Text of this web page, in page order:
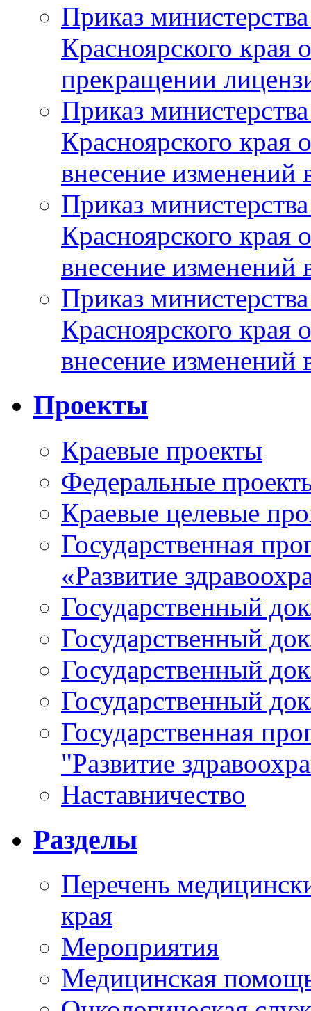
Приказ
Красноярского
прекращении
Приказ
Красноярского
внесение изменений
Приказ
Красноярского
внесение изменений
Приказ
Красноярского
внесение изменений
Проекты
Краевые проекты
Федеральные
Краевые целевые
Государственная
«Развитие
Государственный
Государственный
Государственный
Государственный
Государственная
"Развитие
Наставничество
Разделы
Перечень
края
Мероприятия
Медицинская